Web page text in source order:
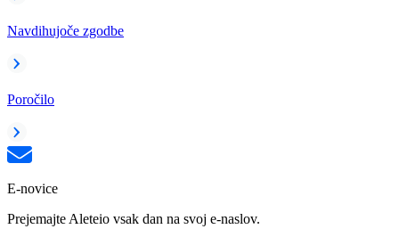
Navdihujoče zgodbe
Poročilo
E-novice
Prejemajte Aleteio vsak dan na svoj e-naslov.